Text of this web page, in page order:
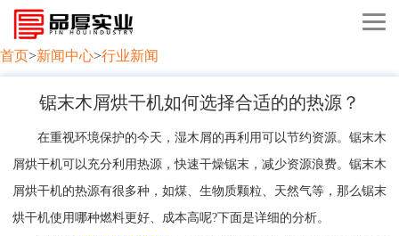
首页>新闻中心>行业新闻
锯末木屑烘干机如何选择合适的的热源？
在重视环境保护的今天，湿木屑的再利用可以节约资源。锯末木
屑烘干机可以充分利用热源，快速干燥锯末，减少资源浪费。锯末木
屑烘干机的热源有很多种，如煤、生物质颗粒、天然气等，那么锯末
烘干机使用哪种燃料更好、成本高呢?下面是详细的分析。